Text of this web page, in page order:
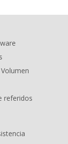
referidos